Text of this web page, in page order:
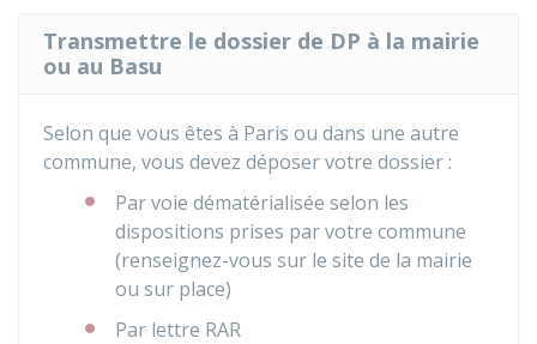
Transmettre le dossier de DP à la mairie
ou au Basu
Selon que vous êtes à Paris ou dans une autre
commune, vous devez déposer votre dossier :
Par voie dématérialisée selon les
dispositions prises par votre commune
(renseignez-vous sur le site de la mairie
ou sur place)
Par lettre RAR